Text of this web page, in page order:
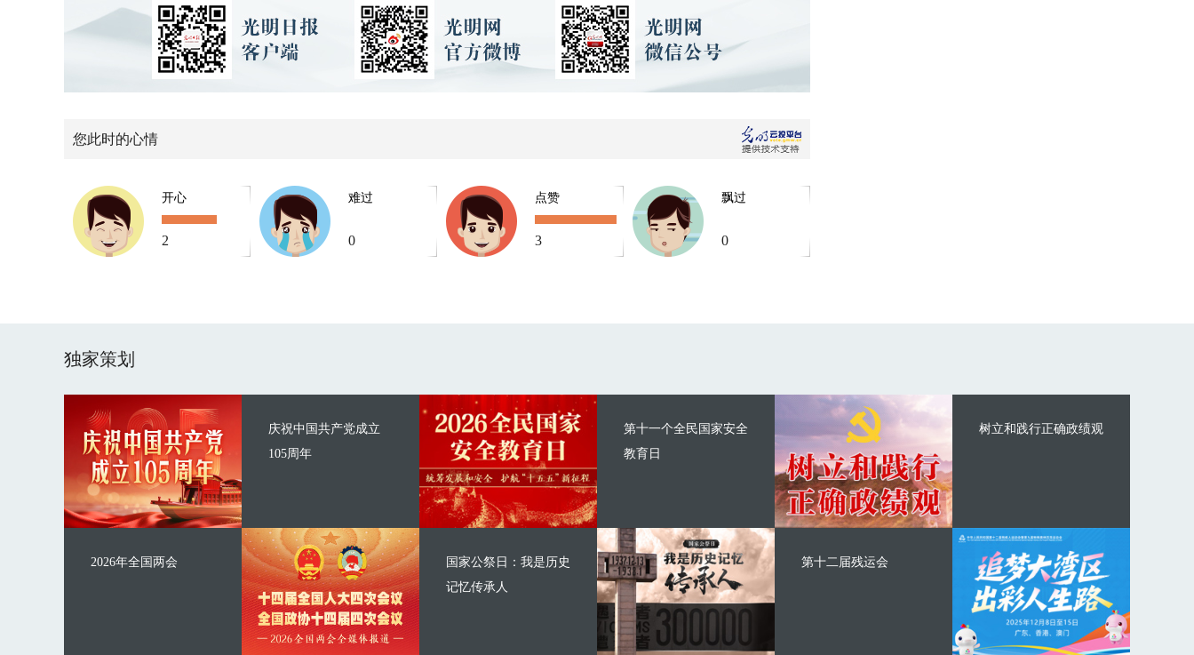
您此时的心情
开心
2
难过
0
点赞
3
飘过
0
独家策划
庆祝中国共产党成立
105周年
2026年全国两会
第十一个全民国家安全
教育日
国家公祭日：我是历史
记忆传承人
树立和践行正确政绩观
第十二届残运会